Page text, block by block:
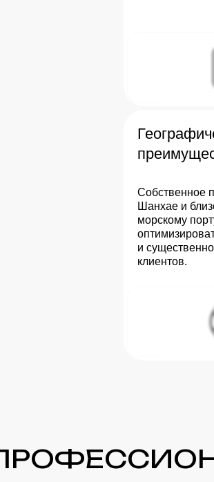
Собственное
Шанхае и
морскому
и
клиентов.